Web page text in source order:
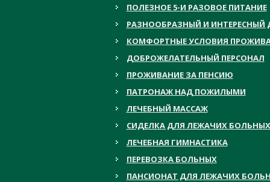
ПОЛЕЗНОЕ 5-И РАЗОВОЕ ПИТАНИЕ
РАЗНООБРАЗНЫЙ И ИНТЕРЕСНЫЙ
КОМФОРТНЫЕ УСЛОВИЯ
ДОБРОЖЕЛАТЕЛЬНЫЙ ПЕРСОНАЛ
ПРОЖИВАНИЕ ЗА ПЕНСИЮ
ПАТРОНАЖ НАД ПОЖИЛЫМИ
ЛЕЧЕБНЫЙ МАССАЖ
СИДЕЛКА ДЛЯ ЛЕЖАЧИХ БОЛЬНЫХ
ЛЕЧЕБНАЯ ГИМНАСТИКА
ПЕРЕВОЗКА БОЛЬНЫХ
ПАНСИОНАТ ДЛЯ ЛЕЖАЧИХ